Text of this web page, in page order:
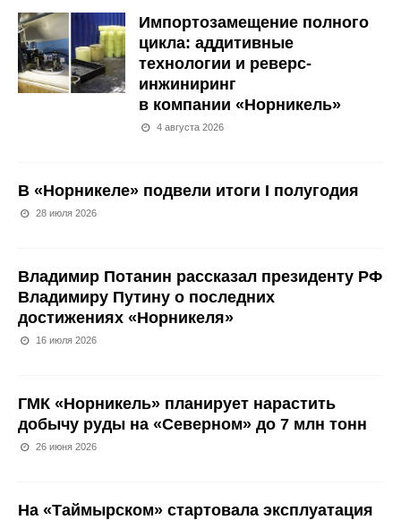
Импортозамещение полного
цикла: аддитивные
технологии и реверс-
инжиниринг
в компании «Норникель»
4 августа 2026
В «Норникеле» подвели итоги I полугодия
28 июля 2026
Владимир Потанин рассказал президенту РФ
Владимиру Путину о последних
достижениях «Норникеля»
16 июля 2026
ГМК «Норникель» планирует нарастить
добычу руды на «Северном» до 7 млн тонн
26 июня 2026
На «Таймырском» стартовала эксплуатация